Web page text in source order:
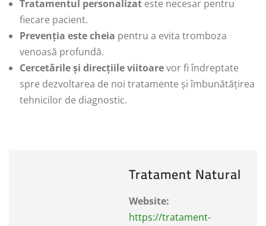
Tratamentul personalizat este necesar pentru
fiecare pacient.
Prevenția este cheia pentru a evita tromboza
venoasă profundă.
Cercetările și direcțiile viitoarevor fi îndreptate
spre dezvoltarea de noi tratamente și îmbunătățirea
tehnicilor de diagnostic.
Tratament Natural
Website:
https://tratament-